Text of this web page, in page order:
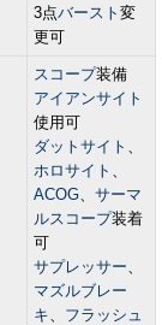
3点バースト 変
更可
スコープ装備
アイアンサイト
使用可
ダットサイト 、
ホロサイト 、
ACOG、 サーマ
ルスコープ装着
可
サプレッサー、
マズルブレー
キ、 フラッシュ